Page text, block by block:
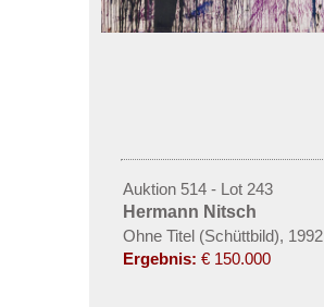
Auktion 514 - Lot 243
Hermann Nitsch
Ohne Titel (Schüttbild), 1992
Ergebnis: € 150.000